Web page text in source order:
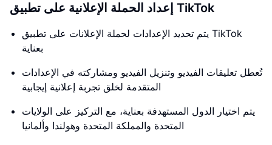
إعداد الحملة الإعلانية على تطبيق TikTok
يتم تحديد الإعدادات لحملة الإعلانات على تطبيق TikTok
بعناية
تُعطل تعليقات الفيديو وتنزيل الفيديو ومشاركته في الإعدادات
المتقدمة لخلق تجربة إعلانية إيجابية
يتم اختيار الدول المستهدفة بعناية، مع التركيز على الولايات
المتحدة والمملكة المتحدة وهولندا وألمانيا